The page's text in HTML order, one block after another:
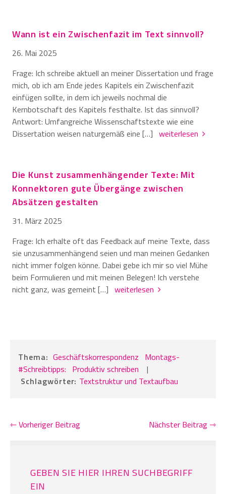
Wann ist ein Zwischenfazit im Text sinnvoll?
26. Mai 2025
Frage: Ich schreibe aktuell an meiner Dissertation und frage
mich, ob ich am Ende jedes Kapitels ein Zwischenfazit
einfügen sollte, in dem ich jeweils nochmal die
Kernbotschaft des Kapitels festhalte. Ist das sinnvoll?
Antwort: Umfangreiche Wissenschaftstexte wie eine
Dissertation weisen naturgemäß eine […] weiterlesen
Die Kunst zusammenhängender Texte: Mit
Konnektoren gute Übergänge zwischen
Absätzen gestalten
31. März 2025
Frage: Ich erhalte oft das Feedback auf meine Texte, dass
sie unzusammenhängend seien und man meinen Gedanken
nicht immer folgen könne. Dabei gebe ich mir so viel Mühe
beim Formulieren und mit meinen Belegen! Ich verstehe
nicht ganz, was gemeint […] weiterlesen
Thema: Geschäftskorrespondenz Montags-
#Schreibtipps: Produktiv schreiben
|
Schlagwörter: Textstruktur und Textaufbau
⇽ Vorheriger Beitrag Nächster Beitrag ⇾
GEBEN SIE HIER IHREN SUCHBEGRIFF
EIN